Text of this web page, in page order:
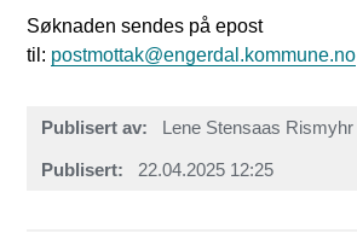
Søknaden sendes på epost
til: postmottak@engerdal.kommune.no
Publisert av Lene Stensaas Rismyhr
Publisert 22.04.2025 12:25